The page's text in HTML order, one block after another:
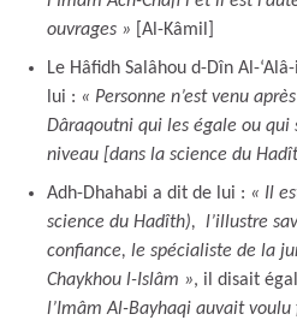
ouvrages » [Al-Kâmil]
Le Hâfidh Salâhou d-Dîn Al-
lui : « Personne n’est venu
Dâraqoutni qui les égale ou qui
niveau [dans la science du
Adh-Dhahabi a dit de lui : « Il
science du Hadîth), l’illustre
confiance, le spécialiste de la
Chaykhou l-Islâm », il disait
l’Imâm Al-Bayhaqi auvait